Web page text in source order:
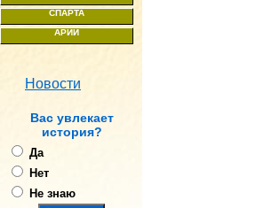
СПАРТА
АРИИ
Новости
Ваc увлекает
история?
Да
Нет
Не знаю